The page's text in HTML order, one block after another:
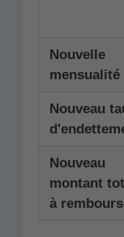
Nouvelle
mensualité
Nouveau
Nouveau
montant
à